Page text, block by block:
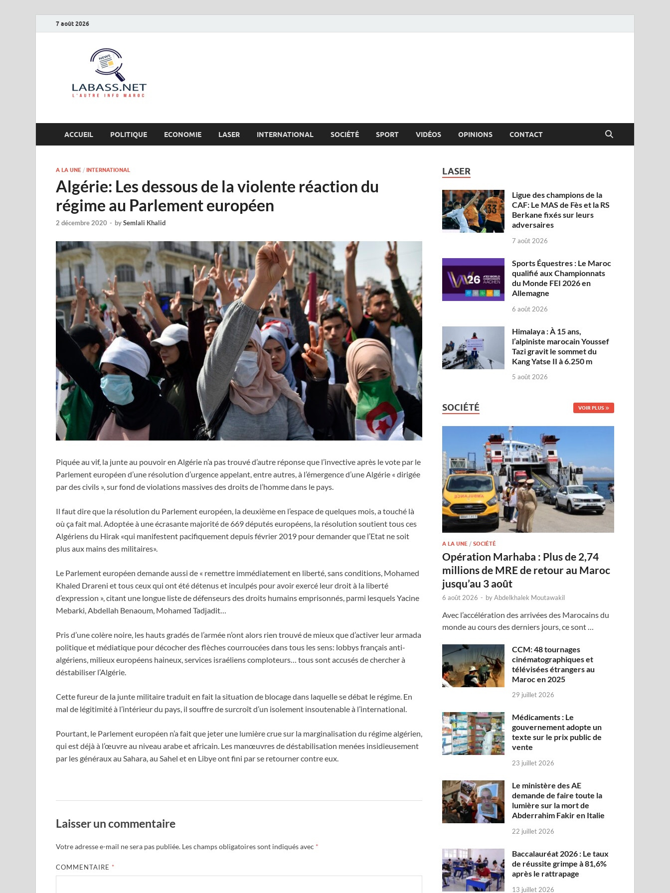
7 août 2026
ACCUEIL POLITIQUE ECONOMIE LASER INTERNATIONAL SOCIÉTÉ SPORT VIDÉOS OPINIONS CONTACT
A LA UNE / INTERNATIONAL
Algérie: Les dessous de la violente réaction du
régime au Parlement européen
2 décembre 2020 - bySemlali Khalid
Piquée au vif, la junte au pouvoir en Algérie n’a pas trouvé d’autre réponse que l’invective après le vote par le
Parlement européen d’une résolution d’urgence appelant, entre autres, à l’émergence d’une Algérie « dirigée
par des civils », sur fond de violations massives des droits de l’homme dans le pays.
Il faut dire que la résolution du Parlement européen, la deuxième en l’espace de quelques mois, a touché là
où ça fait mal. Adoptée à une écrasante majorité de 669 députés européens, la résolution soutient tous ces
Algériens du Hirak «qui manifestent pacifiquement depuis février 2019 pour demander que l’Etat ne soit
plus aux mains des militaires».
Le Parlement européen demande aussi de « remettre immédiatement en liberté, sans conditions, Mohamed
Khaled Drareni et tous ceux qui ont été détenus et inculpés pour avoir exercé leur droit à la liberté
d’expression », citant une longue liste de défenseurs des droits humains emprisonnés, parmi lesquels Yacine
Mebarki, Abdellah Benaoum, Mohamed Tadjadit…
Pris d’une colère noire, les hauts gradés de l’armée n’ont alors rien trouvé de mieux que d’activer leur armada
politique et médiatique pour décocher des flèches courroucées dans tous les sens: lobbys français anti-
algériens, milieux européens haineux, services israéliens comploteurs… tous sont accusés de chercher à
déstabiliser l’Algérie.
Cette fureur de la junte militaire traduit en fait la situation de blocage dans laquelle se débat le régime. En
mal de légitimité à l’intérieur du pays, il souffre de surcroît d’un isolement insoutenable à l’international.
Pourtant, le Parlement européen n’a fait que jeter une lumière crue sur la marginalisation du régime algérien,
qui est déjà à l’œuvre au niveau arabe et africain. Les manœuvres de déstabilisation menées insidieusement
par les généraux au Sahara, au Sahel et en Libye ont fini par se retourner contre eux.
Laisser un commentaire
Votre adresse e-mail ne sera pas publiée. Les champs obligatoires sont indiqués avec *
COMMENTAIRE *
LASER
Ligue des champions de la
CAF: Le MAS de Fès et la RS
Berkane fixés sur leurs
adversaires
7 août 2026
Sports Équestres : Le Maroc
qualifié aux Championnats
du Monde FEI 2026 en
Allemagne
6 août 2026
Himalaya : À 15 ans,
l’alpiniste marocain Youssef
Tazi gravit le sommet du
Kang Yatse II à 6.250 m
5 août 2026
SOCIÉTÉ VOIR PLUS
A LA UNE /SOCIÉTÉ
Opération Marhaba : Plus de 2,74
millions de MRE de retour au Maroc
jusqu’au 3 août
6 août 2026 - byAbdelkhalek Moutawakil
Avec l’accélération des arrivées des Marocains du
monde au cours des derniers jours, ce sont …
CCM: 48 tournages
cinématographiques et
télévisées étrangers au
Maroc en 2025
29 juillet 2026
Médicaments : Le
gouvernement adopte un
texte sur le prix public de
vente
23 juillet 2026
Le ministère des AE
demande de faire toute la
lumière sur la mort de
Abderrahim Fakir en Italie
22 juillet 2026
Baccalauréat 2026 : Le taux
de réussite grimpe à 81,6%
après le rattrapage
13 juillet 2026